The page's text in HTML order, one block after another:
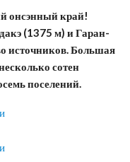
онсэнный край!
(1375 м) и Гаран-
источников. Большая
сотен
поселений.